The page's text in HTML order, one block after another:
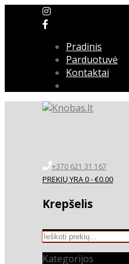
Pradinis
Parduotuvė
Kontaktai
+370 621 31 167
PREKIŲ YRA 0 -€0.00
Krepšelis
Ieškoti:
Kategorijos